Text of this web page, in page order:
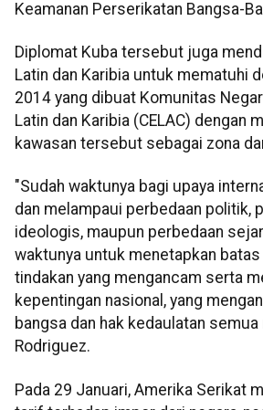
Keamanan Perserikatan Bangsa-
Diplomat Kuba tersebut juga
Latin dan Karibia untuk mematuhi
2014 yang dibuat Komunitas
Latin dan Karibia (CELAC) dengan
kawasan tersebut sebagai zona
"Sudah waktunya bagi upaya
dan melampaui perbedaan politik,
ideologis, maupun perbedaan
waktunya untuk menetapkan
tindakan yang mengancam serta
kepentingan nasional, yang
bangsa dan hak kedaulatan semua
Rodriguez.
Pada 29 Januari, Amerika Serikat